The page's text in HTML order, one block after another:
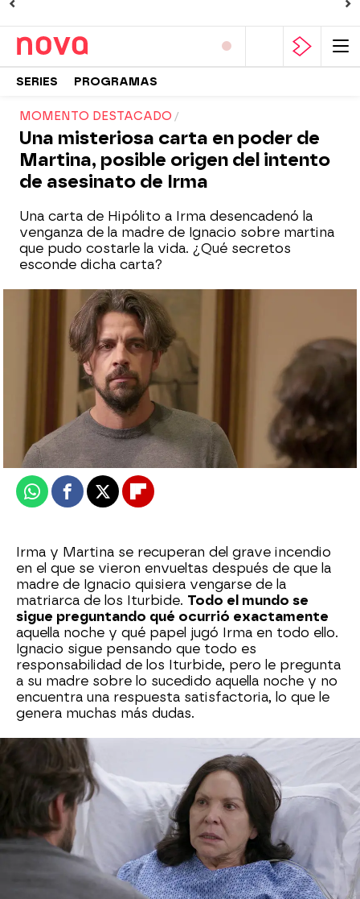
SERIES PROGRAMAS
MOMENTO DESTACADO
Una misteriosa carta en poder de
Martina, posible origen del intento
de asesinato de Irma
Una carta de Hipólito a Irma desencadenó la
venganza de la madre de Ignacio sobre martina
que pudo costarle la vida. ¿Qué secretos
esconde dicha carta?
Publicado: 14 de mayo de 2025, 21:30
WhatsappFacebook
X Flipboard
Irma y Martina se recuperan del grave incendio
en el que se vieron envueltas después de que la
madre de Ignacio quisiera vengarse de la
matriarca de los Iturbide. Todo el mundo se
sigue preguntando qué ocurrió exactamente
aquella noche y qué papel jugó Irma en todo ello.
Ignacio sigue pensando que todo es
responsabilidad de los Iturbide, pero le pregunta
a su madre sobre lo sucedido aquella noche y no
encuentra una respuesta satisfactoria, lo que le
genera muchas más dudas.
Lo cierto es que
detrás de aquella venganza de
Irma a Martina se esconde un pasado lleno de
envidias y celos
de la madre de Ignacio.Una
carta , que ahora está en poder de Martina,
puede haber sido la responsable de que se
precipitaran los acontecimientos y de que Irma
quisiera acabar con la vida de la 'monarca' de
Morelia. Pero esa carta, ¿qué contenido tiene
que haya puesto tan nerviosa a la madre de